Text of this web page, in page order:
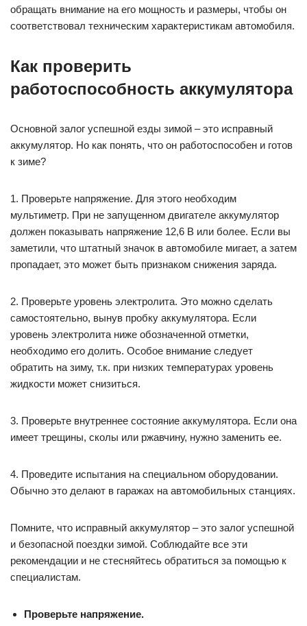
обращать внимание на его мощность и размеры, чтобы он
соответствовал техническим характеристикам автомобиля.
Как проверить
работоспособность аккумулятора
Основной залог успешной езды зимой – это исправный
аккумулятор. Но как понять, что он работоспособен и готов
к зиме?
1. Проверьте напряжение. Для этого необходим
мультиметр. При не запущенном двигателе аккумулятор
должен показывать напряжение 12,6 В или более. Если вы
заметили, что штатный значок в автомобиле мигает, а затем
пропадает, это может быть признаком снижения заряда.
2. Проверьте уровень электролита. Это можно сделать
самостоятельно, вынув пробку аккумулятора. Если
уровень электролита ниже обозначенной отметки,
необходимо его долить. Особое внимание следует
обратить на зиму, т.к. при низких температурах уровень
жидкости может снизиться.
3. Проверьте внутреннее состояние аккумулятора. Если она
имеет трещины, сколы или ржавчину, нужно заменить ее.
4. Проведите испытания на специальном оборудовании.
Обычно это делают в гаражах на автомобильных станциях.
Помните, что исправный аккумулятор – это залог успешной
и безопасной поездки зимой. Соблюдайте все эти
рекомендации и не стесняйтесь обратиться за помощью к
специалистам.
Проверьте напряжение.